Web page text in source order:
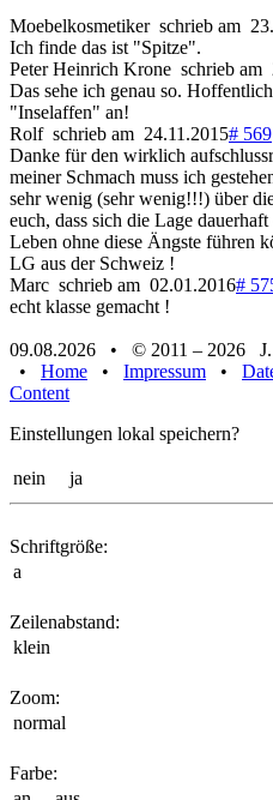
Moebelkosmetiker schrieb am
Ich finde das ist "Spitze".
Peter Heinrich Krone schrieb am
Das sehe ich genau so.
"Inselaffen" an!
Rolf schrieb am 24.11.2015# 569
Danke für den wirklich
meiner Schmach muss ich
sehr wenig (sehr wenig!!!) über
euch, dass sich die Lage
Leben ohne diese Ängste führen
LG aus der Schweiz !
Marc schrieb am 02.01.2016#
echt klasse gemacht !
09.08.2026 • © 2011 – 2026 J.
• Home • Impressum •
Content
Einstellungen lokal speichern?
nein ja
Schriftgröße:
a
Zeilenabstand:
klein
Zoom:
normal
Farbe: